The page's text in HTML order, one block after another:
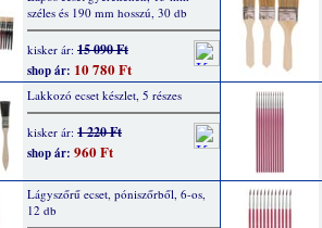
széles és 190 mm hosszú, 30 db
kisker ár: 15 090 Ft
shop ár: 10 780 Ft
Lakkozó ecset készlet, 5 részes
kisker ár: 1 220 Ft
shop ár: 960 Ft
Lágyszőrű ecset, póniszőrből, 6-os,
12 db